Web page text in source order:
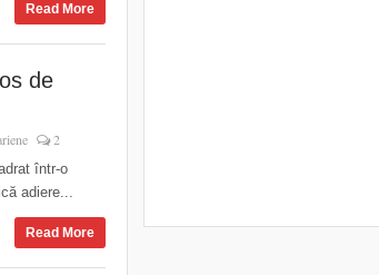
Read More
de
2
într-o
adiere...
Read More